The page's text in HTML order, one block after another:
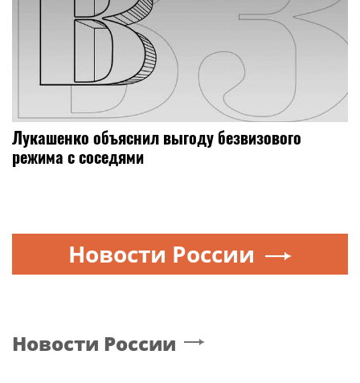
Лукашенко объяснил выгоду безвизового
режима с соседями
Новости России
Новости России